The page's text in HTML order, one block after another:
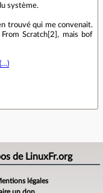
système.
trouvé qui me convenait.
Scratch[2], mais bof
(…)
de LinuxFr.org
légales